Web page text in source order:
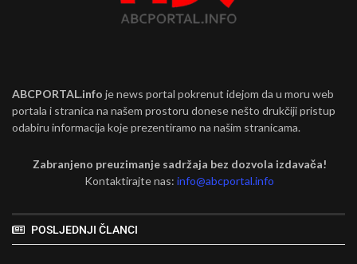
ABCPORTAL.info je news portal pokrenut idejom da u moru web
portala i stranica na našem prostoru donese nešto drukčiji pristup
odabiru informacija koje prezentiramo na našim stranicama.
Zabranjeno preuzimanje sadržaja bez dozvola izdavača!
Kontaktirajte nas:info@abcportal.info
POSLJEDNJI ČLANCI